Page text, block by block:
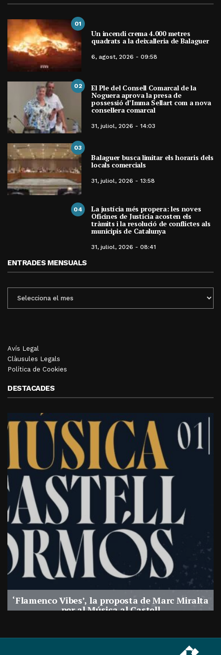
01
Un incendi crema 4.000 metres
quadrats a la deixalleria de Balaguer
6, agost, 2026 - 09:58
02 El Ple del Consell Comarcal de la
Noguera aprova la presa de
possessió d’Imma Sellart com a nova
consellera comarcal
31, juliol, 2026 - 14:03
03
Balaguer busca limitar els horaris dels
locals comercials
31, juliol, 2026 - 13:58
04 La justícia més propera: les noves
Oficines de Justícia acosten els
tràmits i la resolució de conflictes als
municipis de Catalunya
31, juliol, 2026 - 08:41
ENTRADES MENSUALS
MENSUALS
Avís Legal
Clàusules Legals
Política de Cookies
DESTACADES
‘Flamenco Vibes’, la proposta de Marc Miralta
per al Música al Castell